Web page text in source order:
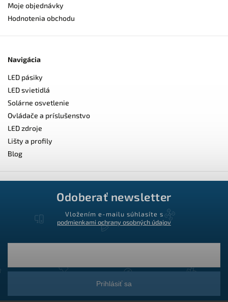
Moje objednávky
Hodnotenia obchodu
Navigácia
LED pásiky
LED svietidlá
Solárne osvetlenie
Ovládače a príslušenstvo
LED zdroje
Lišty a profily
Blog
Odoberať newsletter
Vložením e-mailu súhlasíte s
podmienkami ochrany osobných údajov
Prihlásiť sa